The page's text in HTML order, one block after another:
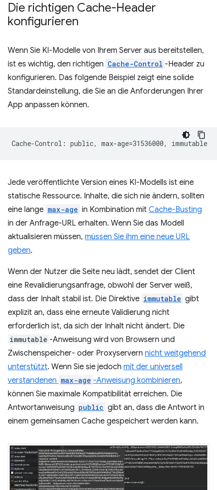
Die richtigen Cache-Header
konfigurieren
Wenn Sie KI-Modelle von Ihrem Server aus bereitstellen,
ist es wichtig, den richtigen Cache-Control -Header zu
konfigurieren. Das folgende Beispiel zeigt eine solide
Standardeinstellung, die Sie an die Anforderungen Ihrer
App anpassen können.
Jede veröffentlichte Version eines KI-Modells ist eine
statische Ressource. Inhalte, die sich nie ändern, sollten
eine lange max-age in Kombination mit Cache-Busting
in der Anfrage-URL erhalten. Wenn Sie das Modell
aktualisieren müssen, müssen Sie ihm eine neue URL
geben.
Wenn der Nutzer die Seite neu lädt, sendet der Client
eine Revalidierungsanfrage, obwohl der Server weiß,
dass der Inhalt stabil ist. Die Direktive immutable gibt
explizit an, dass eine erneute Validierung nicht
erforderlich ist, da sich der Inhalt nicht ändert. Die
immutable -Anweisung wird von Browsern und
Zwischenspeicher- oder Proxyservern nicht weitgehend
unterstützt. Wenn Sie sie jedoch mit der universell
verstandenen max-age -Anweisung kombinieren,
können Sie maximale Kompatibilität erreichen. Die
Antwortanweisung public gibt an, dass die Antwort in
einem gemeinsamen Cache gespeichert werden kann.